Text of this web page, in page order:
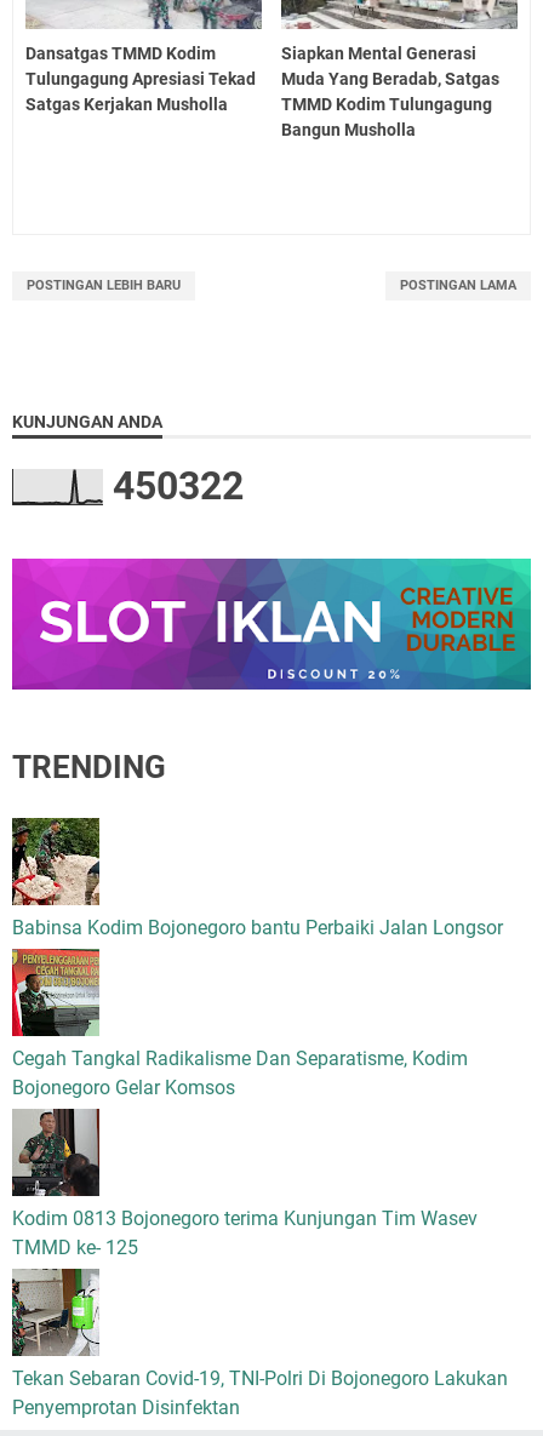
Dansatgas TMMD Kodim
Tulungagung Apresiasi Tekad
Satgas Kerjakan Musholla
Siapkan Mental Generasi
Muda Yang Beradab, Satgas
TMMD Kodim Tulungagung
Bangun Musholla
POSTINGAN LEBIH BARU POSTINGAN LAMA
KUNJUNGAN ANDA
450322
TRENDING
Babinsa Kodim Bojonegoro bantu Perbaiki Jalan Longsor
Cegah Tangkal Radikalisme Dan Separatisme, Kodim
Bojonegoro Gelar Komsos
Kodim 0813 Bojonegoro terima Kunjungan Tim Wasev
TMMD ke- 125
Tekan Sebaran Covid-19, TNI-Polri Di Bojonegoro Lakukan
Penyemprotan Disinfektan